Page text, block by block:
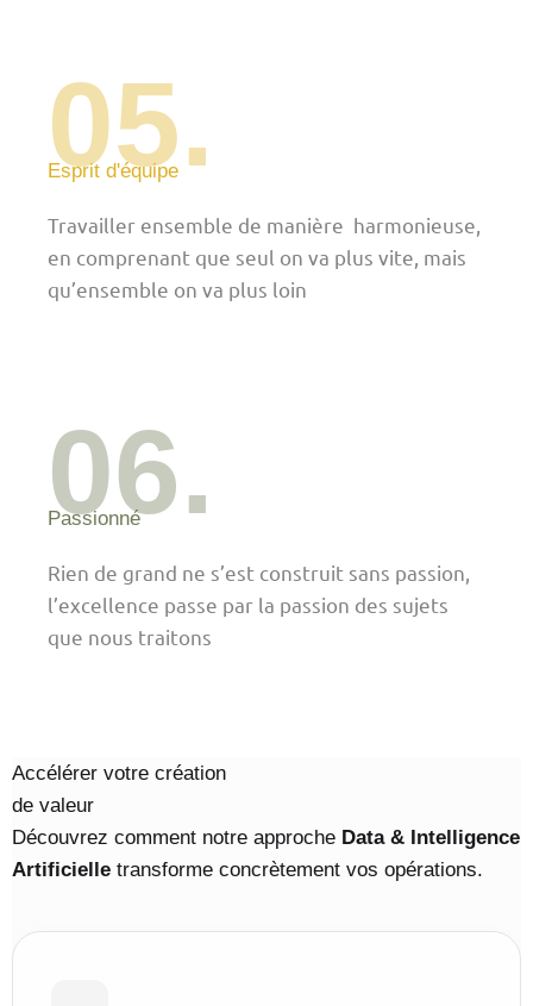
05.
Esprit d'équipe
Travailler ensemble de manière harmonieuse,
en comprenant que seul on va plus vite, mais
qu’ensemble on va plus loin
06.
Passionné
Rien de grand ne s’est construit sans passion,
l’excellence passe par la passion des sujets
que nous traitons
Accélérer votre création
de valeur
Découvrez comment notre approche Data & Intelligence
Artificielle transforme concrètement vos opérations.